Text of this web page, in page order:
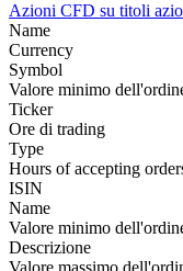
Azioni CFD su titoli
Name
Currency
Symbol
Valore minimo
Ticker
Ore di trading
Type
Hours of accepting
ISIN
Name
Valore minimo
Descrizione